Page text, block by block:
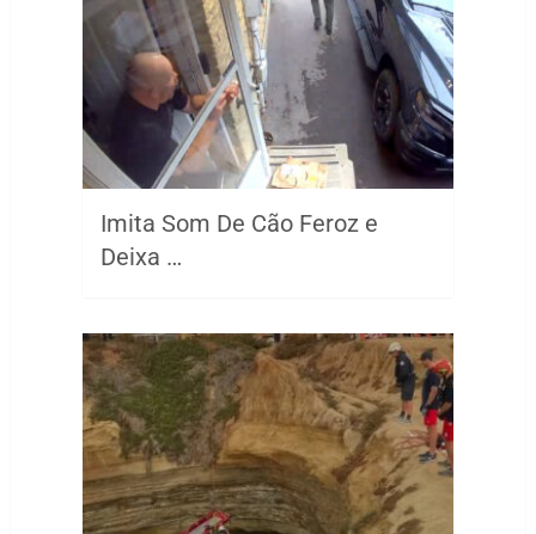
Imita Som De Cão Feroz e
Deixa …